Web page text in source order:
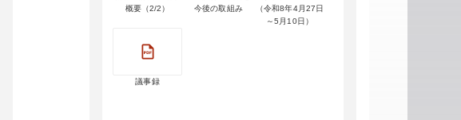
概要（2/2）
今後の取組み
（令和8年4月27日
～5月10日）
議事録